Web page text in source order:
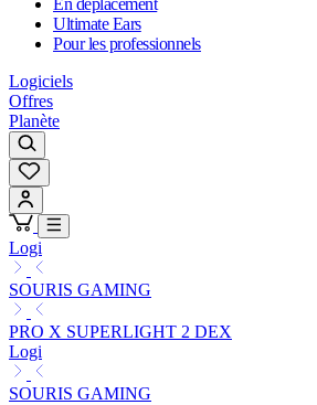
En déplacement
Ultimate Ears
Pour les professionnels
Logiciels
Offres
Planète
Logi
SOURIS GAMING
PRO X SUPERLIGHT 2 DEX
Logi
SOURIS GAMING